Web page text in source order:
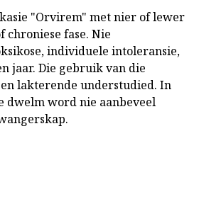
"Orvirem" met nier of lewer
chroniese fase. Nie
individuele intoleransie,
jaar. Die gebruik van die
lakterende understudied. In
dwelm word nie aanbeveel